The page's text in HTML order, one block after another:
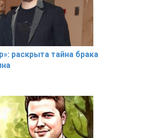
рaскрыта тaйна брaка